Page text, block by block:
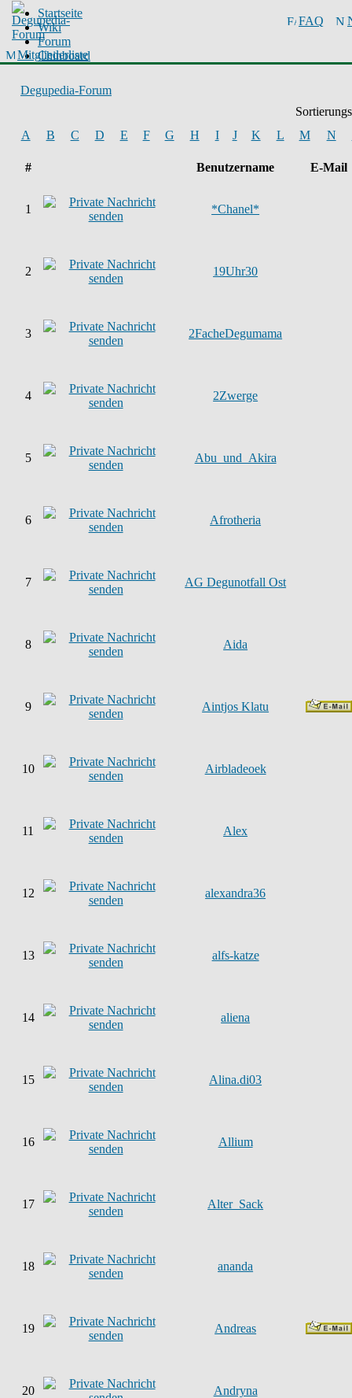
FAQ
Mitgliederliste
Startseite
Wiki
Forum
Chinboard
Degupedia-Forum
A
B C D E F G H I J K L M N
# Benutzername E-Mail
1 *Chanel*
2 19Uhr30
3 2FacheDegumama
4 2Zwerge
5 Abu_und_Akira
6 Afrotheria
7 AG Degunotfall Ost
8 Aida
9 Aintjos Klatu
10 Airbladeoek
11 Alex
12 alexandra36
13 alfs-katze
14 aliena
15 Alina.di03
16 Allium
17 Alter_Sack
18 ananda
19 Andreas
20 Andryna